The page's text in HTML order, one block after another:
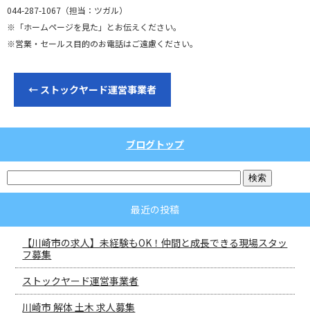
044-287-1067（担当：ツガル）
※「ホームページを見た」とお伝えください。
※営業・セールス目的のお電話はご遠慮ください。
← ストックヤード運営事業者
ブログトップ
最近の投稿
【川崎市の求人】未経験もOK！仲間と成長できる現場スタッ
フ募集
ストックヤード運営事業者
川崎市 解体 土木 求人募集